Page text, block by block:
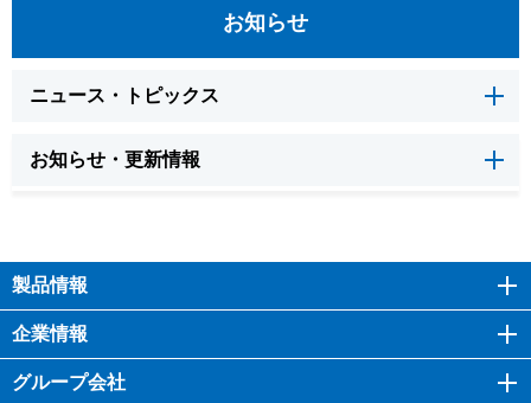
お知らせ
ニュース・トピックス
お知らせ・更新情報
製品情報
企業情報
グループ会社